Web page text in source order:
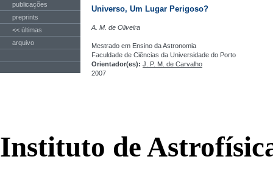
publicações
preprints
<< últimas
arquivo
Universo, Um Lugar Perigoso?
A. M. de Oliveira
Mestrado em Ensino da Astronomia
Faculdade de Ciências da Universidade do Porto
Orientador(es): J. P. M. de Carvalho
2007
Instituto de